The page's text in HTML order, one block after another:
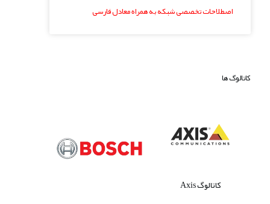
اصطلاحات تخصصی شبکه به همراه معادل فارسی
کاتالوگ ها
کاتالوگ Axis